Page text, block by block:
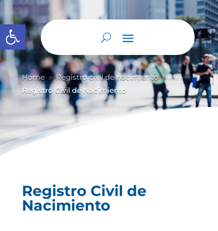
Abrir barra de herramientas
Home 9 Registro civil de nacimiento 9
Registro Civil de Nacimiento
Registro Civil de
Nacimiento